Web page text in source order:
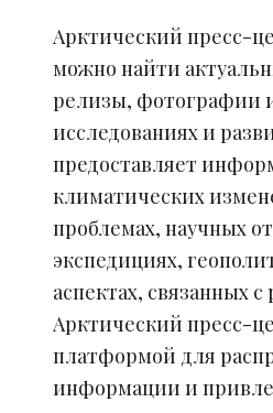
Арктический пресс-
можно найти
релизы, фотографии
исследованиях и
предоставляет
климатических
проблемах, научных
экспедициях,
аспектах, связанных
Арктический пресс-
платформой для
информации и